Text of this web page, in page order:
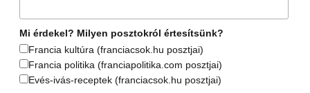
Mi érdekel? Milyen posztokról értesítsünk?
Francia kultúra (franciacsok.hu posztjai)
Francia politika (franciapolitika.com posztjai)
Evés-ivás-receptek (franciacsok.hu posztjai)